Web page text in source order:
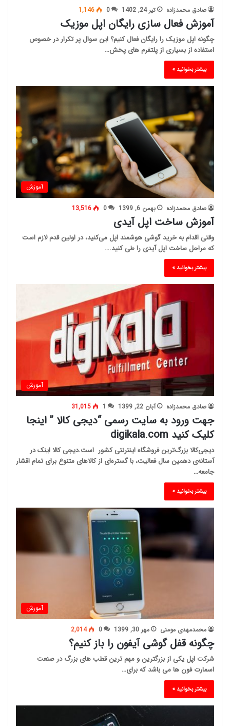
صادق محمدزاده تیر 24, 1402 0
1,146
آموزش فعال سازی رایگان اپل موزیک
چگونه اپل موزیک را رایگان فعال کنیم؟ این سوال پر تکرار در خصوص
استفاده از بسیاری از پلتفرم های پخش…
بیشتر بخوانید »
آموزش
صادق محمدزاده بهمن 6, 1399 0
13,516
آموزش ساخت اپل آیدی
وقتی اقدام به خرید گوشی هوشمند اپل می‌کنید، در اولین قدم لازم است
که مراحل ساخت اپل آیدی را طی کنید.…
بیشتر بخوانید »
آموزش
صادق محمدزاده آبان 22, 1399 1
31,015
جهت ورود به سایت رسمی “دیجی کالا ” اینجا
کلیک کنید digikala.com
دیجی‌کالا بزرگ‌ترین فروشگاه اینترنتی کشور است.دیجی کالا اینک در
آستانه‌ی دهمین سال فعالیت، با گستره‌ای از کالاهای متنوع برای تمام اقشار
جامعه…
بیشتر بخوانید »
آموزش
محمدمهدی مومنی مهر 30, 1399 0
2,014
چگونه قفل گوشی آیفون را باز کنیم؟
شرکت اپل یکی از بزرگترین و مهم ترین قطب های بزرگ در صنعت
اسمارت فون ها می باشد که برای…
بیشتر بخوانید »